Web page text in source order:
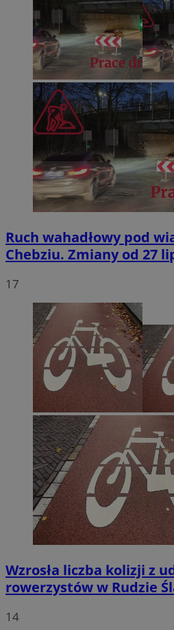
Ruch wahadłowy pod
Chebziu. Zmiany od 27
17
Wzrosła liczba kolizji z
rowerzystów w Rudzie
14